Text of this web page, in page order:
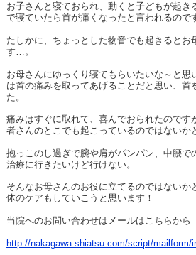
お子さんと寝ておられ、動くと子どもが起き
で寝ていたら首が痛くなったと言われるので
たしかに、ちょっとした物音でも起きるとお
す…。
お母さんにゆっくり寝てもらいたいな～と思
は首の痛みを取ってあげることだと思い、首
た。
痛みはすぐに取れて、喜んでおられたのです
者さんのとこでも起こっているのではないか
抱っこのし過ぎで腕や肩がパンパン、中腰で
治療に行きたいけど行けない。
そんなお母さんのお役に立てるのではないか
体のケアもしていこうと思います！
当院へのお問い合わせはメールはこちらから
http://nakagawa-shiatsu.com/script/mailform/